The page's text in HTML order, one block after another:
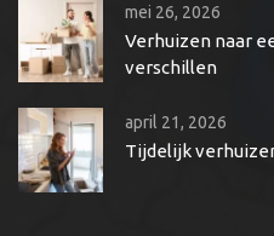
mei 26, 2026
Verhuizen naar
verschillen
april 21, 2026
Tijdelijk